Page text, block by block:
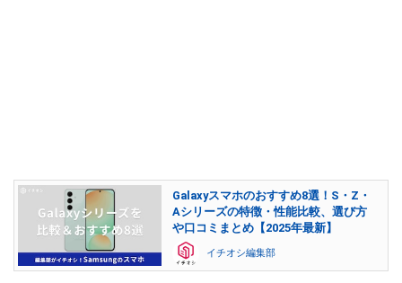
Galaxyスマホのおすすめ8選！S・Z・
Aシリーズの特徴・性能比較、選び方
や口コミまとめ【2025年最新】
イチオシ編集部